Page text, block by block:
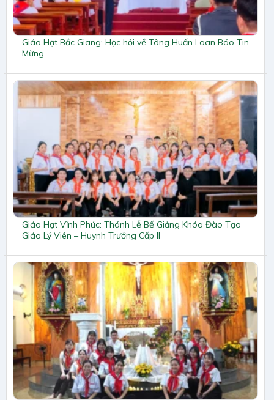
Giáo Hạt Bắc Giang: Học hỏi về Tông Huấn Loan Báo Tin
Mừng
Giáo Hạt Vĩnh Phúc: Thánh Lễ Bế Giảng Khóa Đào Tạo
Giáo Lý Viên – Huynh Trưởng Cấp II